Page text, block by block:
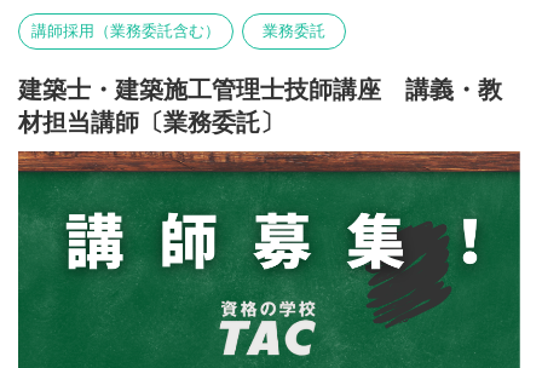
講師採用（業務委託含む） 業務委託
建築士・建築施工管理士技師講座 講義・教
材担当講師〔業務委託〕